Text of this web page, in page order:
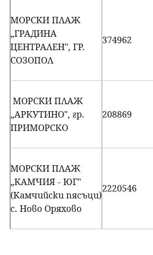
МОРСКИ ПЛАЖ
„ГРАДИНА
ЦЕНТРАЛЕН", ГР.
СОЗОПОЛ
374962
МОРСКИ ПЛАЖ
„АРКУТИНО", гр.
ПРИМОРСКО
208869
МОРСКИ ПЛАЖ
„КАМЧИЯ - ЮГ"
(Камчийски пясъци)
с. Ново Оряхово
2220546